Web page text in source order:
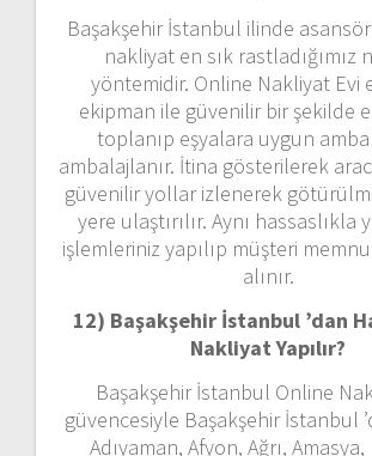
Başakşehir İstanbul ilinde asansör
nakliyat en sık rastladığımız
yöntemidir. Online Nakliyat Evi
ekipman ile güvenilir bir şekilde
toplanıp eşyalara uygun
ambalajlanır. İtina gösterilerek
güvenilir yollar izlenerek
yere ulaştırılır. Aynı hassaslıkla
işlemleriniz yapılıp müşteri
alınır.
12) Başakşehir İstanbul ’dan
Nakliyat Yapılır?
Başakşehir İstanbul Online
güvencesiyle Başakşehir İstanbul
Adıyaman, Afyon, Ağrı,